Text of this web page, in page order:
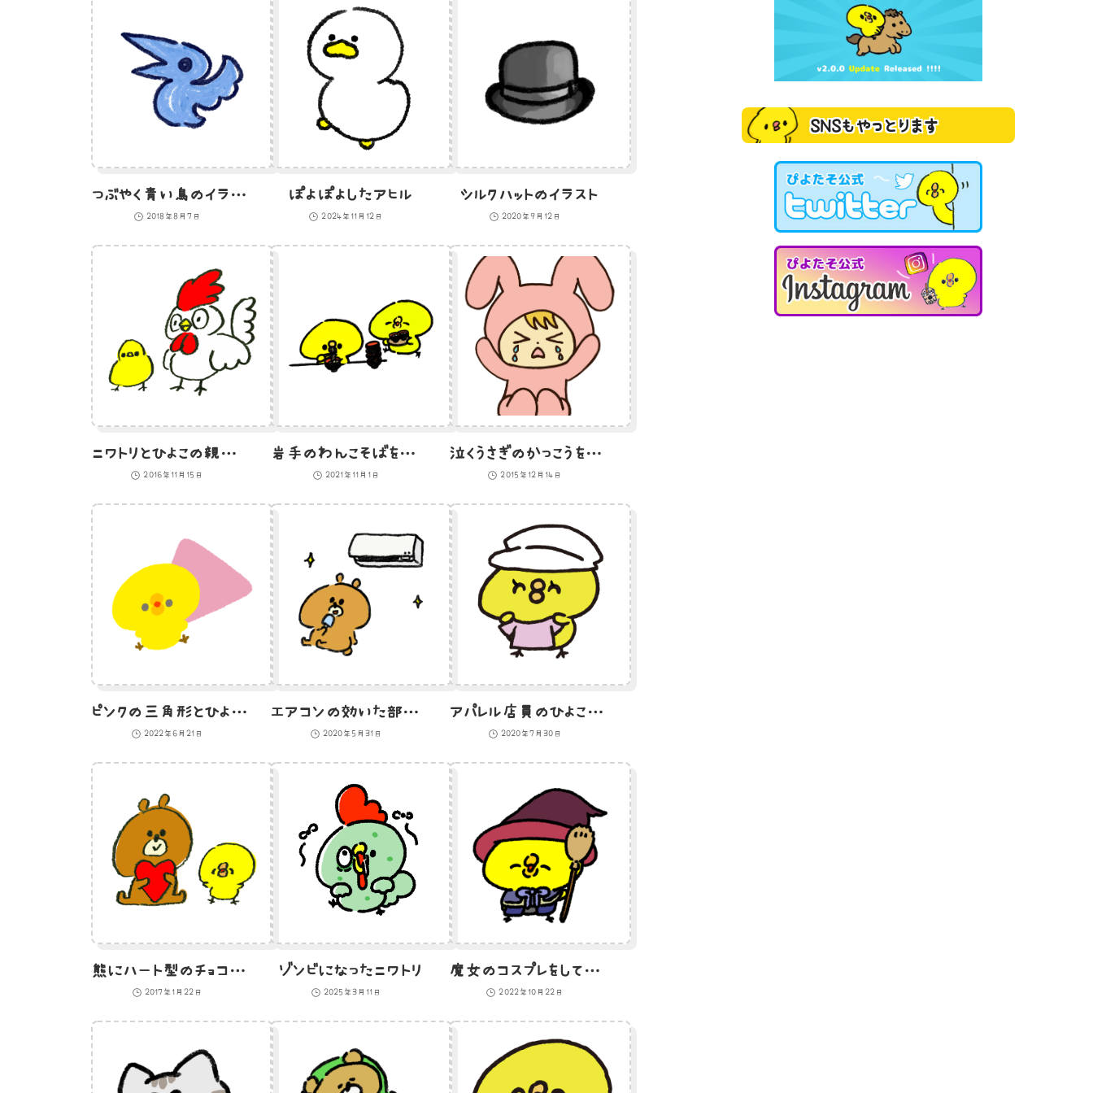
つぶやく青い鳥のイラスト
2018年8月7日
ぽよぽよしたアヒル
2024年11月12日
シルクハットのイラスト
2020年9月12日
ニワトリとひよこの親子のイラスト
2016年11月15日
岩手のわんこそばを体験するひよこのイラスト
2021年11月1日
泣くうさぎのかっこうをした子供のイラスト
2015年12月14日
ピンクの三角形とひよこのイラスト
2022年6月21日
エアコンの効いた部屋でアイスを食べて涼む熊のイラスト
2020年5月31日
アパレル店員のひよこのイラスト
2020年7月30日
熊にハート型のチョコレートをプレゼントしたひよこのイラスト
2017年1月22日
ゾンビになったニワトリ
2025年3月11日
魔女のコスプレをして笑顔のひよこのイラスト
2022年10月22日
SNSもやっとります